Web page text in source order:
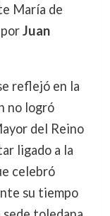
María de
Juan
reflejó en la
no logró
del Reino
ligado a la
celebró
su tiempo